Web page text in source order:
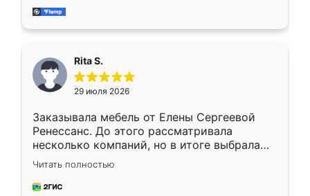
мебель за качественную работу!
Rita S.
29 июля 2026
Заказывала мебель от Елены Сергеевой
Ренессанс. До этого рассматривала
несколько компаний, но в итоге выбрала
эту. Сначала обговорили условия, потом
приехал замерщик, всё спокойно объяснил
и снял размеры. Изготовили в срок, с
Читать полностью